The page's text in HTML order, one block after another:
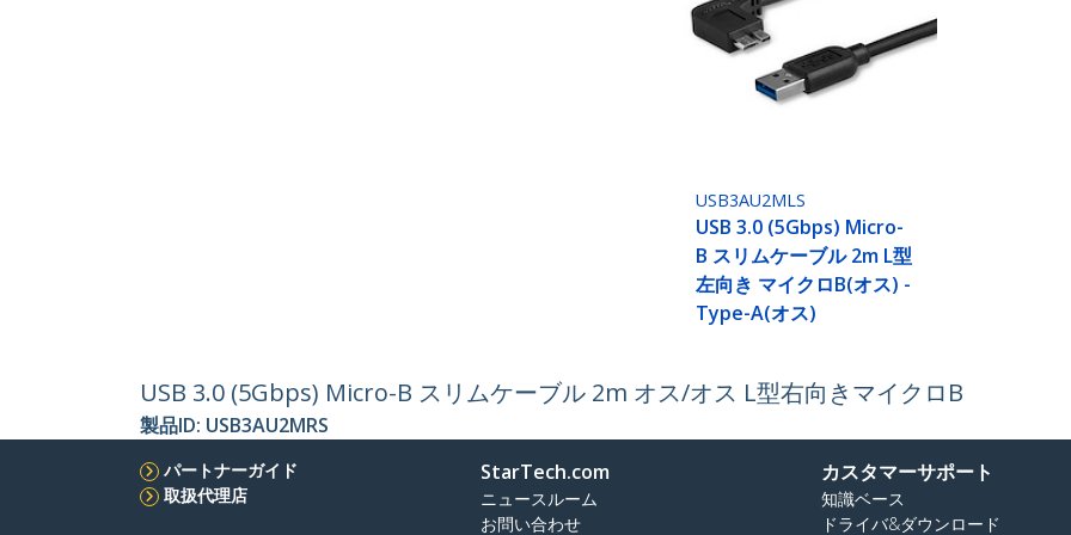
USB3AU2MLS
USB 3.0 (5Gbps) Micro-
B スリムケーブル 2m L型
左向き マイクロB(オス) -
Type-A(オス)
USB 3.0 (5Gbps) Micro-B スリムケーブル 2m オス/オス L型右向きマイクロB
製品ID: USB3AU2MRS
パートナーガイド
取扱代理店
StarTech.com
ニュースルーム
お問い合わせ
カスタマーサポート
知識ベース
ドライバ&ダウンロード